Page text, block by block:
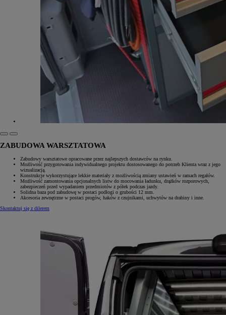
ZABUDOWA WARSZTATOWA
Zabudowy warsztatowe opracowane przez najlepszych dostawców na rynku.
Możliwość przygotowania indywidualnego projektu dostosowanego do potrzeb Klienta wraz z jego
wizualizacją.
Konstrukcje wykorzystujące lekkie materiały z możliwością zmiany ustawień w ramach regałów.
Możliwość zamontowania opcjonalnych listw do mocowania ładunku, drążków rozporowych,
zabezpieczeń przed wypadaniem przedmiotów z półek podczas jazdy.
Solidna baza pod zabudowę w postaci podłogi o grubości 12 mm.
Akcesoria zewnętrzne w postaci progów, haków z czujnikami, uchwytów na drabiny i inne.
Skontaktuj się z dilerem